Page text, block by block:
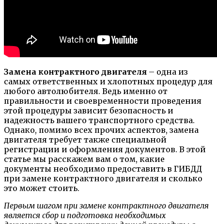
Замена контрактного двигателя – одна из
самых ответственных и хлопотных процедур для
любого автолюбителя. Ведь именно от
правильности и своевременности проведения
этой процедуры зависит безопасность и
надежность вашего транспортного средства.
Однако, помимо всех прочих аспектов, замена
двигателя требует также специальной
регистрации и оформления документов. В этой
статье мы расскажем вам о том, какие
документы необходимо предоставить в ГИБДД
при замене контрактного двигателя и сколько
это может стоить.
Первым шагом при замене контрактного двигателя
является сбор и подготовка необходимых